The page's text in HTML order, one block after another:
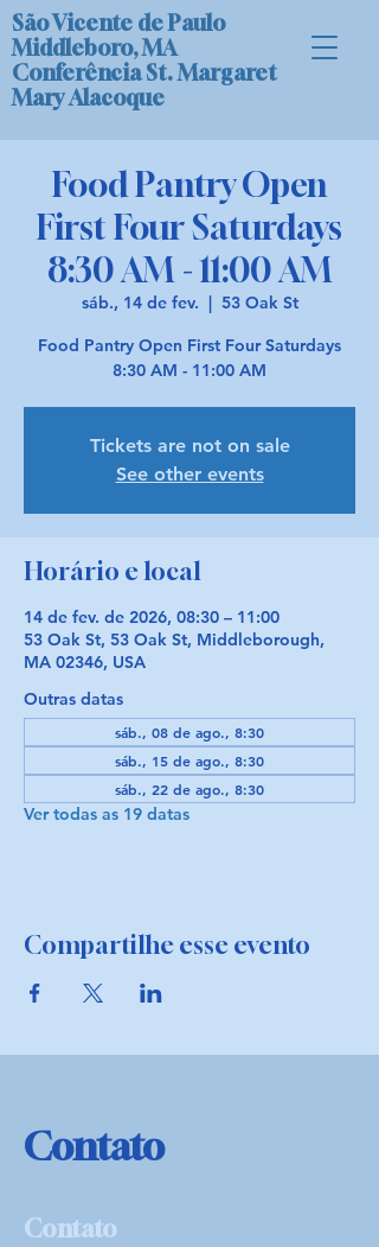
São Vicente de Paulo
Middleboro, MA
Conferência St. Margaret
Mary Alacoque
Food Pantry Open
First Four Saturdays
8:30 AM - 11:00 AM
sáb., 14 de fev.
  |
53 Oak St
Food Pantry Open First Four Saturdays
8:30 AM - 11:00 AM
Tickets are not on sale
See other events
Horário e local
14 de fev. de 2026, 08:30 – 11:00
53 Oak St, 53 Oak St, Middleborough,
MA 02346, USA
Outras datas
sáb., 08 de ago., 8:30
sáb., 15 de ago., 8:30
sáb., 22 de ago., 8:30
Ver todas as 19 datas
Compartilhe esse evento
Contato
Contato